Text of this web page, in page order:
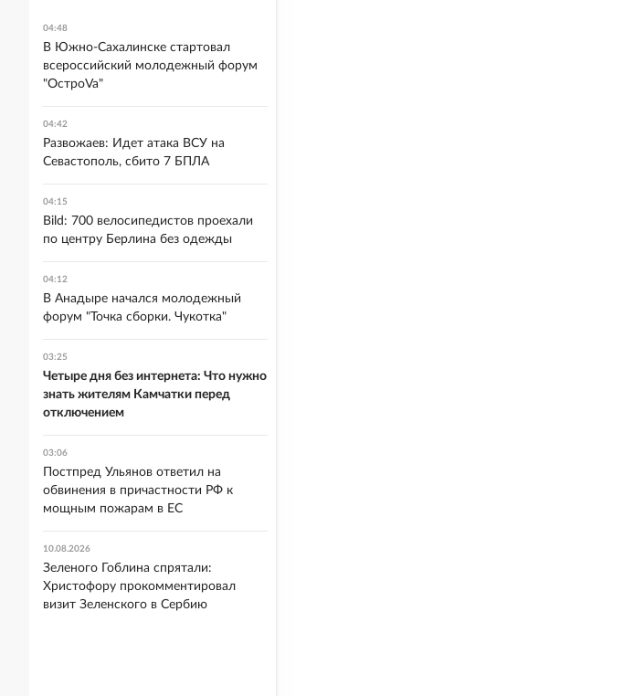
04:48
В Южно-Сахалинске стартовал
всероссийский молодежный форум
"ОстроVa"
04:42
Развожаев: Идет атака ВСУ на
Севастополь, сбито 7 БПЛА
04:15
Bild: 700 велосипедистов проехали
по центру Берлина без одежды
04:12
В Анадыре начался молодежный
форум "Точка сборки. Чукотка"
03:25
Четыре дня без интернета: Что нужно
знать жителям Камчатки перед
отключением
03:06
Постпред Ульянов ответил на
обвинения в причастности РФ к
мощным пожарам в ЕС
10.08.2026
Зеленого Гоблина спрятали:
Христофору прокомментировал
визит Зеленского в Сербию